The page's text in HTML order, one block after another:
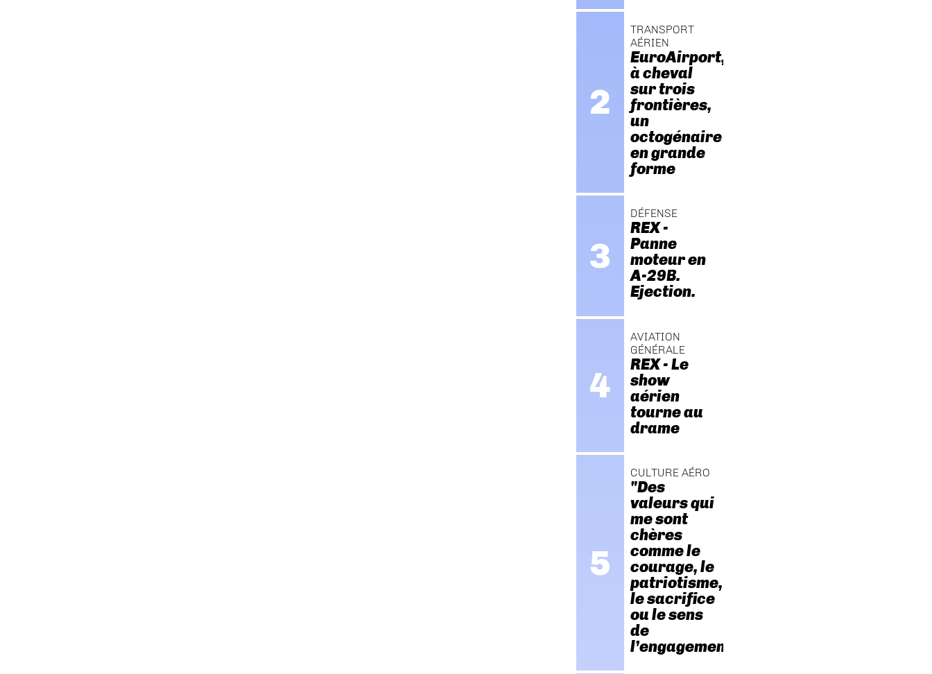
TRANSPORT
AÉRIEN
EuroAirport,
à cheval
sur trois
frontières,
un
octogénaire
en grande
forme
DÉFENSE
REX -
Panne
moteur en
A-29B.
Ejection.
AVIATION
GÉNÉRALE
REX - Le
show
aérien
tourne au
drame
CULTURE AÉRO
"Des
valeurs qui
me sont
chères
comme le
courage, le
patriotisme,
le sacrifice
ou le sens
de
l’engagement."